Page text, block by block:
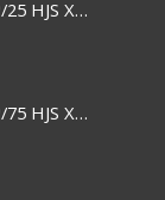
ESPIRAL PLASTICO 7 MM P/25 HJS X50x3000
ESPIRAL PLASTICO 9 MM P/75 HJS X50X2400